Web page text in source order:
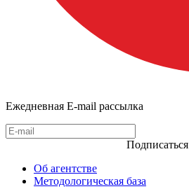
Ежедневная E-mail рассылка
Подписаться
Об агентстве
Методологическая база